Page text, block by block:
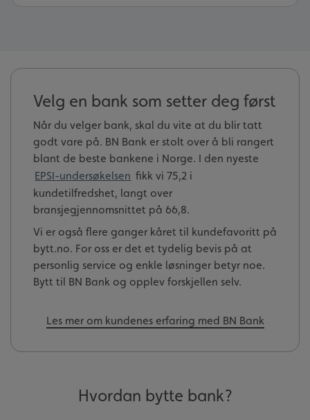
Velg en bank som setter deg først
Når du velger bank, skal du vite at du blir tatt
godt vare på. BN Bank er stolt over å bli rangert
blant de beste bankene i Norge. I den nyeste
EPSI-undersøkelsen fikk vi 75,2 i
kundetilfredshet, langt over
bransjegjennomsnittet på 66,8.
Vi er også flere ganger kåret til kundefavoritt på
bytt.no. For oss er det et tydelig bevis på at
personlig service og enkle løsninger betyr noe.
Bytt til BN Bank og opplev forskjellen selv.
Les mer om kundenes erfaring med BN Bank
Hvordan bytte bank?